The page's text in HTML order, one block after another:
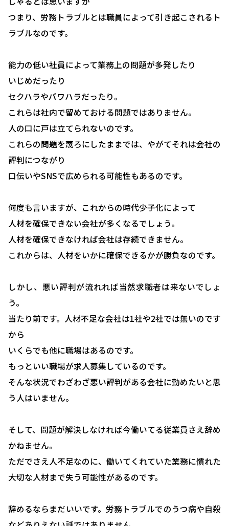
つまり、労務トラブルとは職員によって引き起こされるト
ラブルなのです。
能力の低い社員によって業務上の問題が多発したり
いじめだったり
セクハラやパワハラだったり。
これらは社内で留めておける問題ではありません。
人の口に戸は立てられないのです。
これらの問題を蔑ろにしたままでは、やがてそれは会社の
評判につながり
口伝いやSNSで広められる可能性もあるのです。
何度も言いますが、これからの時代少子化によって
人材を確保できない会社が多くなるでしょう。
人材を確保できなければ会社は存続できません。
これからは、人材をいかに確保できるかが勝負なのです。
しかし、悪い評判が流れれば当然求職者は来ないでしょ
う。
当たり前です。人材不足な会社は1社や2社では無いのです
から
いくらでも他に職場はあるのです。
もっといい職場が求人募集しているのです。
そんな状況でわざわざ悪い評判がある会社に勤めたいと思
う人はいません。
そして、問題が解決しなければ今働いてる従業員さえ辞め
かねません。
ただでさえ人不足なのに、働いてくれていた業務に慣れた
大切な人材まで失う可能性があるのです。
辞めるならまだいいです。労務トラブルでのうつ病や自殺